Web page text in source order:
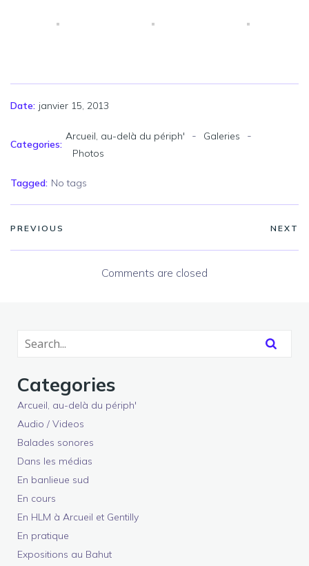
Date: janvier 15, 2013
Categories:
Arcueil, au-delà du périph' - Galeries -
Photos
Tagged: No tags
PREVIOUS NEXT
Comments are closed
Categories
Arcueil, au-delà du périph'
Audio / Videos
Balades sonores
Dans les médias
En banlieue sud
En cours
En HLM à Arcueil et Gentilly
En pratique
Expositions au Bahut